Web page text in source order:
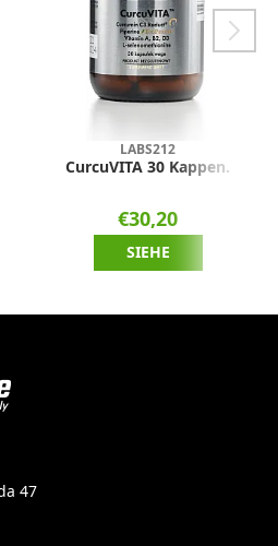
LABS212
CurcuVITA 30 Kappen.
€30,20
SIEHE
47